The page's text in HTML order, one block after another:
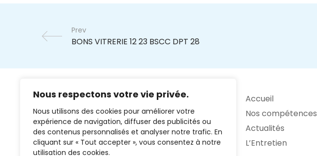
Nous respectons votre vie privée.
Nous utilisons des cookies pour améliorer votre
expérience de navigation, diffuser des publicités ou
des contenus personnalisés et analyser notre trafic. En
cliquant sur « Tout accepter », vous consentez à notre
utilisation des cookies.
Prev
02 37 38 00 78
Accueil
Nos compétences
Actualités
L’Entretien